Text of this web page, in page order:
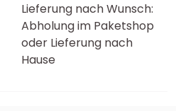
Lieferung nach Wunsch:
Abholung im Paketshop
oder Lieferung nach
Hause